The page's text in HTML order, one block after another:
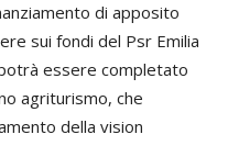
di apposito
sui fondi del Psr Emilia
essere completato
agriturismo, che
della vision